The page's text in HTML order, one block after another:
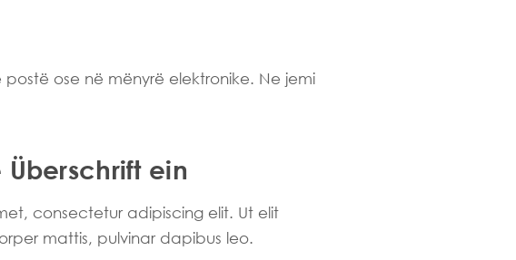
ose në mënyrë elektronike. Ne jemi
ein
consectetur adipiscing elit. Ut elit
mattis, pulvinar dapibus leo.